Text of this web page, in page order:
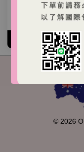
粒
NT$ 890 TWD
加入購物車
© 2026